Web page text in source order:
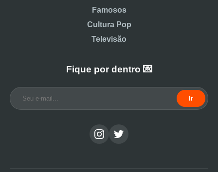
Famosos
Cultura Pop
Televisão
Fique por dentro 💌
Ir